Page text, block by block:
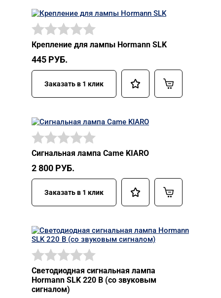
Крепление для лампы Hormann SLK
445 РУБ.
Заказать в 1 клик
Сигнальная лампа Came KIARO
2 800 РУБ.
Заказать в 1 клик
Светодиодная сигнальная лампа
Hormann SLK 220 В (со звуковым
сигналом)